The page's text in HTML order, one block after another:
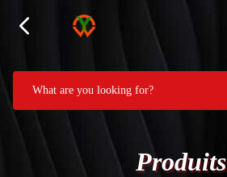
Produits